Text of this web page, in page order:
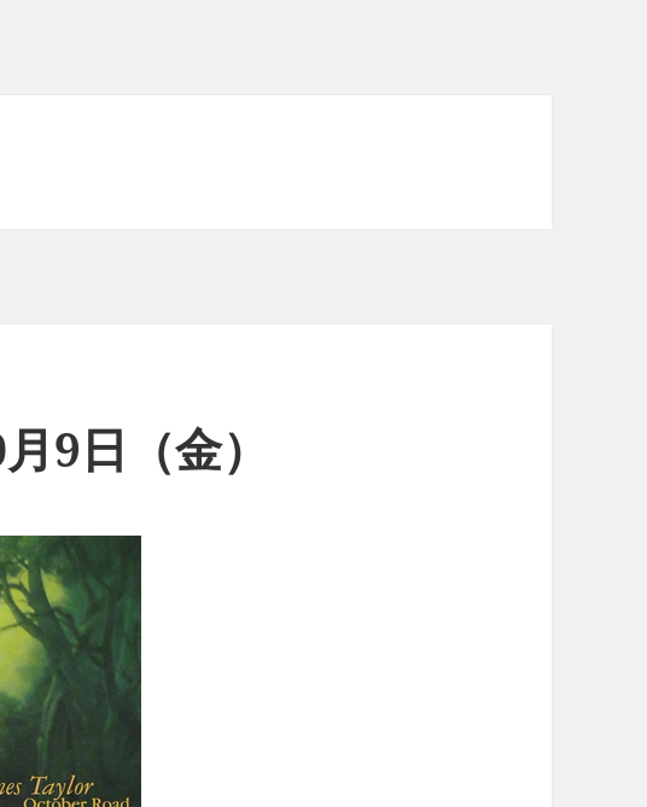
9日（金）